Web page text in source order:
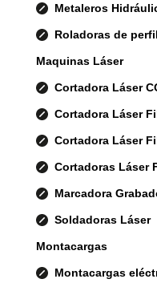
Metaleros
Roladoras de
Maquinas Láser
Cortadora Láser
Cortadora Láser
Cortadora Láser
Cortadoras Láser
Marcadora
Soldadoras Láser
Montacargas
Montacargas